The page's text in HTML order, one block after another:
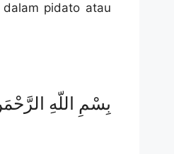
pidato atau
بِسْمِ اللّهِ